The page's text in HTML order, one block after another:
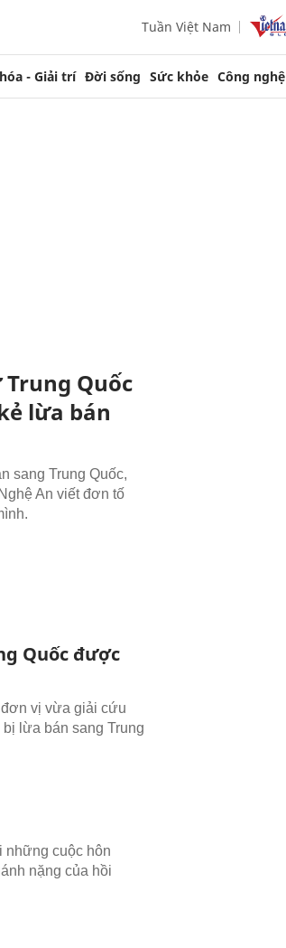
Tuần Việt Nam
- Giải trí Đời sống Sức khỏe Công nghệ
Quốc
lừa bán
sang Trung Quốc,
An viết đơn tố
Quốc được
đơn vị vừa giải cứu
lừa bán sang Trung
những cuộc hôn
nặng của hồi